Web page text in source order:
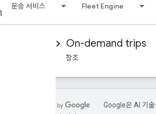
운송 서비스 Fleet Engine
On-demand trips
참조
Google은 AI 기